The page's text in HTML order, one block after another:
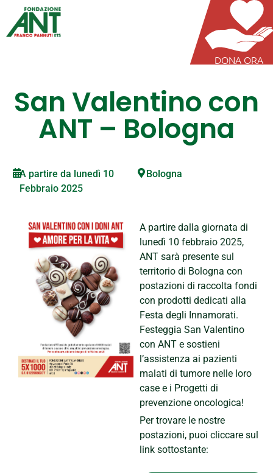
DONA ORA
San Valentino con
ANT – Bologna
A partire da lunedì 10
Febbraio 2025
Bologna
A partire dalla giornata di
lunedì 10 febbraio 2025,
ANT sarà presente sul
territorio di Bologna con
postazioni di raccolta fondi
con prodotti dedicati alla
Festa degli Innamorati.
Festeggia San Valentino
con ANT e sostieni
l’assistenza ai pazienti
malati di tumore nelle loro
case e i Progetti di
prevenzione oncologica!
Per trovare le nostre
postazioni, puoi cliccare sul
link sottostante: